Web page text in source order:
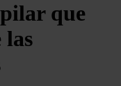
que
las